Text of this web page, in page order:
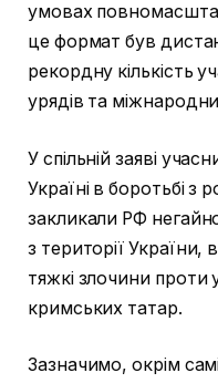
умовах
це формат був
рекордну кількість
урядів та
У спільній заяві
Україні в боротьбі з
закликали РФ
з території
тяжкі злочини проти
кримських татар.
Зазначимо, окрім